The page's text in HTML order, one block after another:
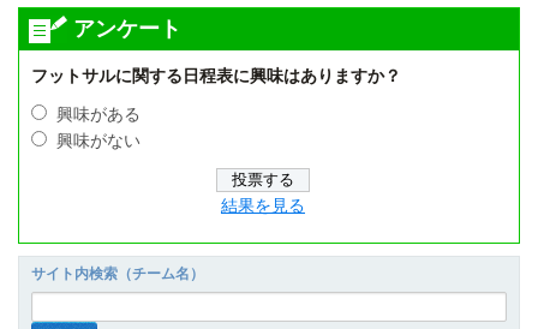
アンケート
フットサルに関する日程表に興味はありますか？
興味がある
興味がない
結果を見る
サイト内検索（チーム名）